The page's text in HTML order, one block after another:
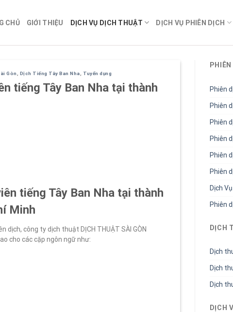
CHỦ GIỚI THIỆU DỊCH VỤ DỊCH THUẬT DỊCH VỤ PHIÊN DỊCH
Gòn Dịch Tiếng Tây Ban Nha Tuyển dụng
tiếng Tây Ban Nha tại thành
tiếng Tây Ban Nha tại thành
Minh
dịch, công ty dịch thuật DỊCH THUẬT SÀI GÒN
cho các cặp ngôn ngữ như:
PHIÊN
Phiên
Phiên
Phiên
Phiên
Phiên
Phiên
Dịch
Phiên
DỊCH
Dịch
Dịch
Dịch
DỊCH